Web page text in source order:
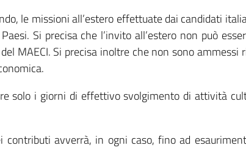
le missioni all’estero effettuate dai candidati
Si precisa che l’invito all’estero non può
MAECI. Si precisa inoltre che non sono ammessi
solo i giorni di effettivo svolgimento di attività
contributi avverrà, in ogni caso, fino ad